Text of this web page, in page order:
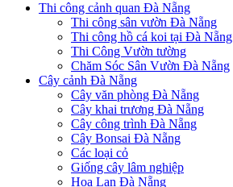
Thi công cảnh quan Đà Nẵng
Thi công sân vườn Đà Nẵng
Thi công hồ cá koi tại Đà Nẵng
Thi Công Vườn tường
Chăm Sóc Sân Vườn Đà Nẵng
Cây cảnh Đà Nẵng
Cây văn phòng Đà Nẵng
Cây khai trương Đà Nẵng
Cây công trình Đà Nẵng
Cây Bonsai Đà Nẵng
Các loại cỏ
Giống cây lâm nghiệp
Hoa Lan Đà Nẵng